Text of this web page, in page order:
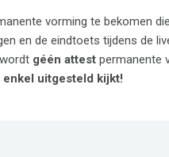
vorming te bekomen
en de eindtoets tijdens de
géén attest permanente
enkel uitgesteld kijkt!